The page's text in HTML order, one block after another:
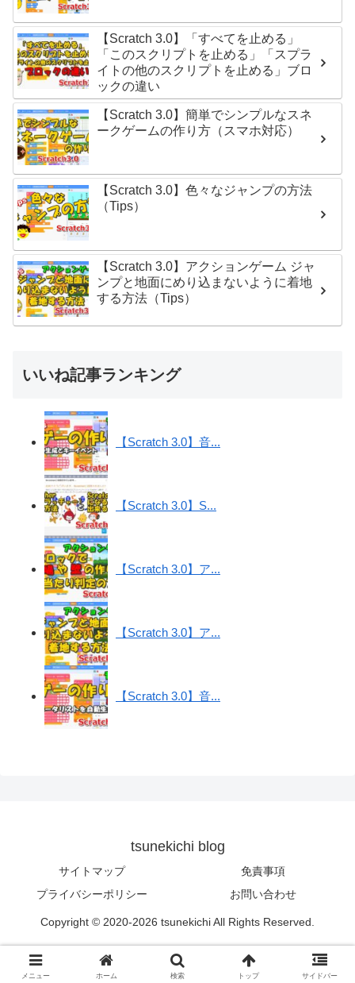
【Scratch 3.0】「すべてを止める」
「このスクリプトを止める」「スプラ
イトの他のスクリプトを止める」ブロ
ックの違い
【Scratch 3.0】簡単でシンプルなスネ
ークゲームの作り方（スマホ対応）
【Scratch 3.0】色々なジャンプの方法
（Tips）
【Scratch 3.0】アクションゲーム ジャ
ンプと地面にめり込まないように着地
する方法（Tips）
いいね記事ランキング
【Scratch 3.0】音...
【Scratch 3.0】S...
【Scratch 3.0】ア...
【Scratch 3.0】ア...
【Scratch 3.0】音...
tsunekichi blog
サイトマップ
免責事項
プライバシーポリシー
お問い合わせ
Copyright © 2020-2026 tsunekichi All Rights Reserved.
メニュー ホーム 検索 トップ サイドバー